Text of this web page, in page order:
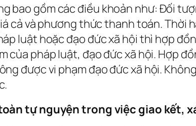
bao gồm các điều khoản như: Đối
cả và phương thức thanh toán. Thời
luật hoặc đạo đức xã hội thì hợp
của pháp luật, đạo đức xã hội. Hợp
được vi phạm đạo đức xã hội.
tự nguyện trong việc giao kết,